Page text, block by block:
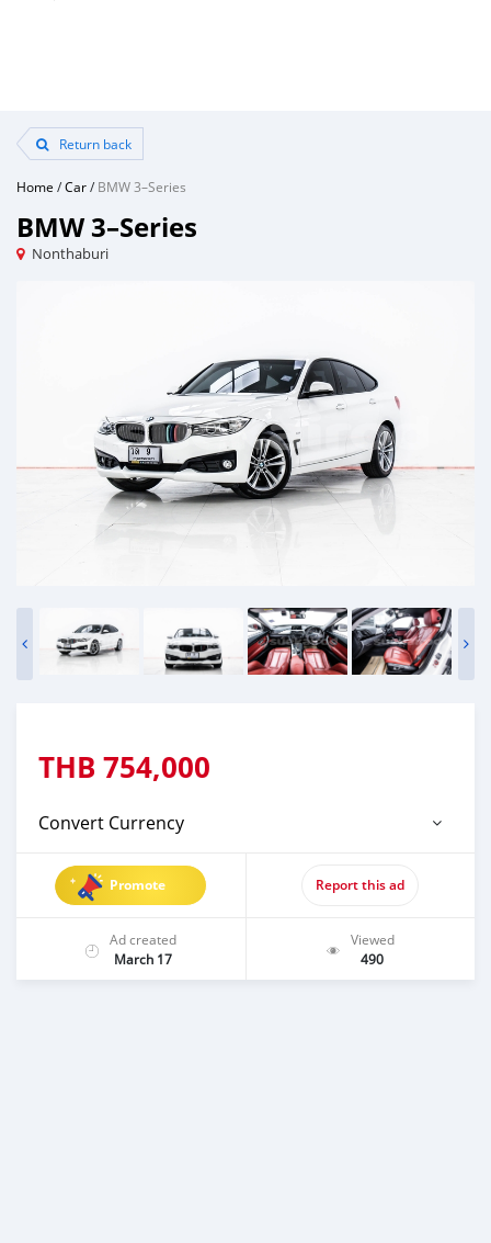
Return back
Home /Car/BMW 3–Series
BMW 3–Series
Nonthaburi
THB 754,000
Convert Currency
Promote Report this ad
Ad created
March 17
Viewed
490